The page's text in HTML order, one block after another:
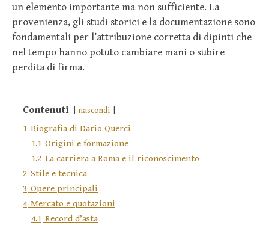
un elemento importante ma non sufficiente. La
provenienza, gli studi storici e la documentazione sono
fondamentali per l’attribuzione corretta di dipinti che
nel tempo hanno potuto cambiare mani o subire
perdita di firma.
Contenuti nascondi
1 Biografia di Dario Querci
1.1 Origini e formazione
1.2 La carriera a Roma e il riconoscimento
2 Stile e tecnica
3 Opere principali
4 Mercato e quotazioni
4.1 Record d’asta